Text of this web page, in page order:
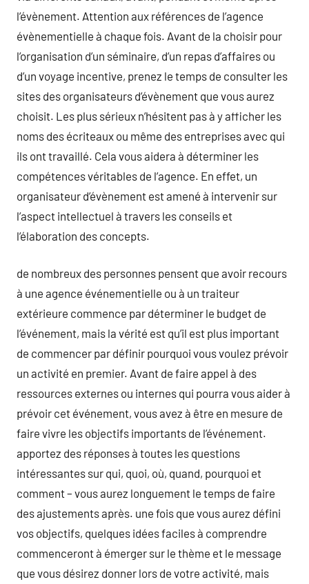
l’évènement. Attention aux références de l’agence
évènementielle à chaque fois. Avant de la choisir pour
l’organisation d’un séminaire, d’un repas d’affaires ou
d’un voyage incentive, prenez le temps de consulter les
sites des organisateurs d’évènement que vous aurez
choisit. Les plus sérieux n’hésitent pas à y afficher les
noms des écriteaux ou même des entreprises avec qui
ils ont travaillé. Cela vous aidera à déterminer les
compétences véritables de l’agence. En effet, un
organisateur d’évènement est amené à intervenir sur
l’aspect intellectuel à travers les conseils et
l’élaboration des concepts.
de nombreux des personnes pensent que avoir recours
à une agence événementielle ou à un traiteur
extérieure commence par déterminer le budget de
l’événement, mais la vérité est qu’il est plus important
de commencer par définir pourquoi vous voulez prévoir
un activité en premier. Avant de faire appel à des
ressources externes ou internes qui pourra vous aider à
prévoir cet événement, vous avez à être en mesure de
faire vivre les objectifs importants de l’événement.
apportez des réponses à toutes les questions
intéressantes sur qui, quoi, où, quand, pourquoi et
comment – vous aurez longuement le temps de faire
des ajustements après. une fois que vous aurez défini
vos objectifs, quelques idées faciles à comprendre
commenceront à émerger sur le thème et le message
que vous désirez donner lors de votre activité, mais